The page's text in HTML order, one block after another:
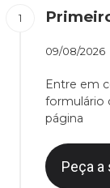
09/08/2026
Entre em
formulário
página
Peça a